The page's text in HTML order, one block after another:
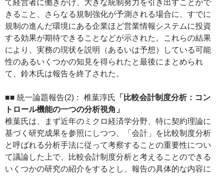
て経営者に働きかけ、大きな統制努力を引き出すことがで
きること、さらなる規制強化が予測される場合に、すでに
規制の進んだ環境にある企業ほど営業情報システムに投資
する効果が期待できることなどが示された。これらの結果
により、実務の現状を説明（あるいは予想）している可能
性のあるいくつかの知見を得られたと最後にまとめられ
て、鈴木氏は報告を終了された。
■■ 統一論題報告(2)： 椎葉淳氏 「比較会計制度分析：コン
トロール機能の一つの分析視角」
椎葉氏は、まず近年のミクロ経済学分野、特に契約理論に
基づく研究成果を参照にしつつ、「会計」を比較制度分析
と呼ばれる分析手法に従って考察することの重要性につい
て議論した上で、比較会計制度分析と考えることのできる
いくつかの研究の紹介をするとし、報告の具体的な内容に